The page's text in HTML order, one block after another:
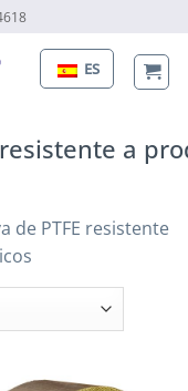
ES
a
de PTFE resistente